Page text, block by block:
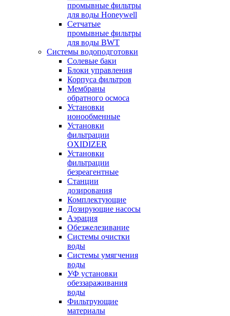
промывные фильтры
для воды Honeywell
Сетчатые
промывные фильтры
для воды BWT
Системы водоподготовки
Солевые баки
Блоки управления
Корпуса фильтров
Мембраны
обратного осмоса
Установки
ионообменные
Установки
фильтрации
OXIDIZER
Установки
фильтрации
безреагентные
Станции
дозирования
Комплектующие
Дозирующие насосы
Аэрация
Обезжелезивание
Системы очистки
воды
Системы умягчения
воды
УФ установки
обеззараживания
воды
Фильтрующие
материалы